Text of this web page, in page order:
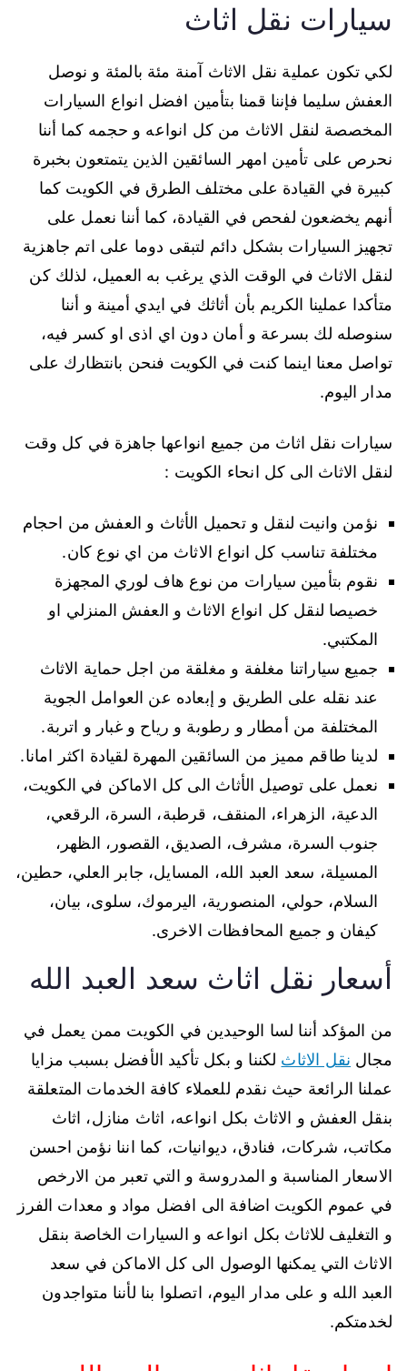
سيارات نقل اثاث
لكي تكون عملية نقل الاثاث آمنة مئة بالمئة و نوصل
العفش سليما فإننا قمنا بتأمين افضل انواع السيارات
المخصصة لنقل الاثاث من كل انواعه و حجمه كما أننا
نحرص على تأمين امهر السائقين الذين يتمتعون بخبرة
كبيرة في القيادة على مختلف الطرق في الكويت كما
أنهم يخضعون لفحص في القيادة، كما أننا نعمل على
تجهيز السيارات بشكل دائم لتبقى دوما على اتم جاهزية
لنقل الاثاث في الوقت الذي يرغب به العميل، لذلك كن
متأكدا عملينا الكريم بأن أثاثك في ايدي أمينة و أننا
سنوصله لك بسرعة و أمان دون اي اذى او كسر فيه،
تواصل معنا اينما كنت في الكويت فنحن بانتظارك على
مدار اليوم.
سيارات نقل اثاث من جميع انواعها جاهزة في كل وقت
لنقل الاثاث الى كل انحاء الكويت :
نؤمن وانيت لنقل و تحميل الأثاث و العفش من احجام
مختلفة تناسب كل انواع الاثاث من اي نوع كان.
نقوم بتأمين سيارات من نوع هاف لوري المجهزة
خصيصا لنقل كل انواع الاثاث و العفش المنزلي او
المكتبي.
جميع سياراتنا مغلفة و مغلقة من اجل حماية الاثاث
عند نقله على الطريق و إبعاده عن العوامل الجوية
المختلفة من أمطار و رطوبة و رياح و غبار و اتربة.
لدينا طاقم مميز من السائقين المهرة لقيادة اكثر امانا.
نعمل على توصيل الأثاث الى كل الاماكن في الكويت،
الدعية، الزهراء، المنقف، قرطبة، السرة، الرقعي،
جنوب السرة، مشرف، الصديق، القصور، الظهر،
المسيلة، سعد العبد الله، المسايل، جابر العلي، حطين،
السلام، حولي، المنصورية، اليرموك، سلوى، بيان،
كيفان و جميع المحافظات الاخرى.
أسعار نقل اثاث سعد العبد الله
من المؤكد أننا لسا الوحيدين في الكويت ممن يعمل في
مجال نقل الاثاث لكننا و بكل تأكيد الأفضل بسبب مزايا
عملنا الرائعة حيث نقدم للعملاء كافة الخدمات المتعلقة
بنقل العفش و الاثاث بكل انواعه، اثاث منازل، اثاث
مكاتب، شركات، فنادق، ديوانيات، كما اننا نؤمن احسن
الاسعار المناسبة و المدروسة و التي تعبر من الارخص
في عموم الكويت اضافة الى افضل مواد و معدات الفرز
و التغليف للاثاث بكل انواعه و السيارات الخاصة بنقل
الاثاث التي يمكنها الوصول الى كل الاماكن في سعد
العبد الله و على مدار اليوم، اتصلوا بنا لأننا متواجدون
لخدمتكم.